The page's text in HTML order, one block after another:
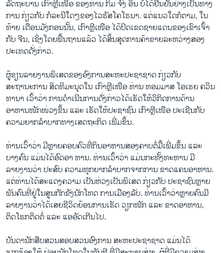
ລັດຖະບານ ເກົາຫຼີເໜືອ ຂອງທ່ານ ກິມ ຈົງ ອຶນ ບໍ່ໄດ້ຢືນຢັນຢ່າງເປັນທາງ
ການ ກ່ຽວກັບ ກໍລະນີໃດໆຂອງໄວຣັສໂຄໂຣນາ. ແຕ່ແນວໃດກໍຕາມ, ໃນ
ທ້າຍ ເດືອນມັງກອນນັ້ນ, ເກົາຫຼີເໜືອ ໄດ້ປິດເຂດຊາຍແດນຂອງເຂົາເຈົ້າ
ກັບ ຈີນ, ເຊິ່ງໂດຍພື້ນຖານແລ້ວ ໄດ້ສິ້ນສຸດການຄ້າຂາຍລະຫວ່າງສອງ
ປະເທດດັ່ງກ່າວ.
ຜູ້ຂຽນລາຍງານພິເສດຂອງອົງການສະຫະປະຊາຊາດ ກ່ຽວກັບ
ສະຖານະການ ສິດທິມະນຸດໃນ ເກົາຫຼີເໜືອ ທ່ານ ທອມມາສ ໂອເຮຍ ຄວິນ
ທານາ ເວົ້າວ່າ ການດຳເນີນການດັ່ງກ່າວໄດ້ເຮັດໃຫ້ວິກິດການດ້ານ
ອາຫານໜັກໜ່ວງຂຶ້ນ ແລະ ເຮັດໃຫ້ປະຊາຊົນ ເກົາຫຼີເໜືອ ປະເຊີນກັບ
ຄວາມຍາກລຳບາກທາງເສດຖະກິດ ເພີ່ມຂຶ້ນ.
ທ່ານເວົ້າວ່າ ມີຫຼາຍຄອບຄົວທີ່ກິນອາຫານສອງຄາບຕໍ່ມື້ເພີ່ມຂຶ້ນ ແລະ
ບາງຄົນ ແມ່ນໄດ້ອົດອາ ຫານ. ທ່ານເວົ້າວ່າ ແມ່ນກະທັ້ງທະຫານ ມີ
ລາຍງານວ່າ ປະສົບ ຄວາມທຸກຍາກລຳບາກຈາກການ ຂາດແຄນອາຫານ.
ແຕ່ທ່ານໄດ້ສະແດງຄວາມ ເປັນຫ່ວງເປັນພິເສດ ກ່ຽວກັບ ປະຊາຊົນຫຼາຍ
ພັນຄົນທີ່ຢູ່ໃນສູນກັກຂັງນັກໂທດ ການເມືອງລັບ. ທ່ານເວົ້າວ່າຫຼາຍຄົນມີ
ລາຍງານວ່າໄດ້ເສຍຊີວິດຍ້ອນການເຮັດ ວຽກໜັກ ແລະ ຂາດອາຫານ,
ຕິດໂຣກຕິດຕໍ່ ແລະ ແອອັດເກີນໄປ.
ບັນດານັກສືບສວນສອບສວນອົງການ ສະຫະປະຊາຊາດ ແມ່ນໄດ້